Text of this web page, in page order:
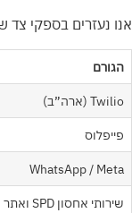
אנו נעזרים בספקי צד
הגורם
Twilio (ארה”ב)
פייפלוס
WhatsApp / Meta
שירותי אחסון SPD ואתר (WordPress)